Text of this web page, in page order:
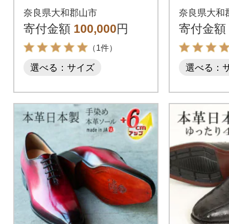
ー 本革底 紐タイプ N
o.378 セピア 26.5cm
奈良県大和郡山市
寄付金額 100,000円
（1件）
選べる：サイズ
レット
380 セ
奈良県大和
寄付金額
選べる：